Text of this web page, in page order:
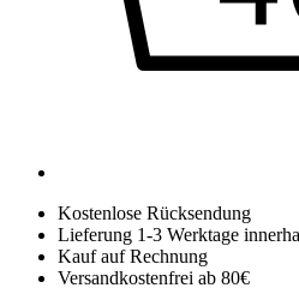
Kostenlose Rücksendung
Lieferung 1-3 Werktage
Kauf auf Rechnung
Versandkostenfrei ab 80€